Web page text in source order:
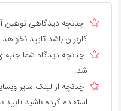
چنانچه دیدگاهی توهین
کاربران باشد تایید
چنانچه دیدگاه شما جنبه
شد.
چنانچه از لینک سایر
استفاده کرده باشید